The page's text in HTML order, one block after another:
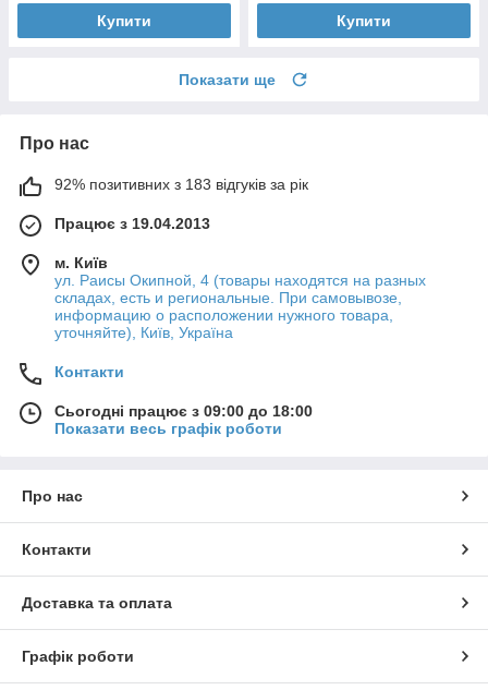
Купити Купити
Показати ще
Про нас
92% позитивних з 183 відгуків за рік
Працює з 19.04.2013
м. Київ
ул. Раисы Окипной, 4 (товары находятся на разных
складах, есть и региональные. При самовывозе,
информацию о расположении нужного товара,
уточняйте), Київ, Україна
Контакти
Сьогодні працює з 09:00 до 18:00
Показати весь графік роботи
Про нас
Контакти
Доставка та оплата
Графік роботи